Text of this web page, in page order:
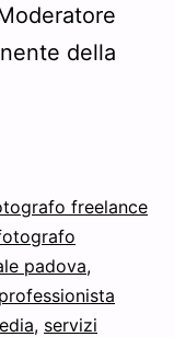
della
freelance
padova,
, servizi